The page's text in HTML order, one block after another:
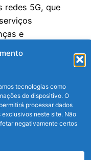
tecnologias como
do dispositivo. O
processar dados
neste site. Não
negativamente certos
redes 5G, que
e
sua natureza